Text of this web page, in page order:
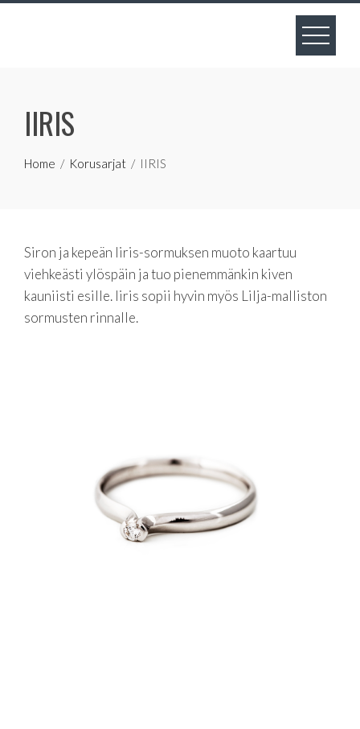
IIRIS
Home Korusarjat IIRIS
Siron ja kepeän Iiris-sormuksen muoto kaartuu
viehkeästi ylöspäin ja tuo pienemmänkin kiven
kauniisti esille. Iiris sopii hyvin myös Lilja-malliston
sormusten rinnalle.